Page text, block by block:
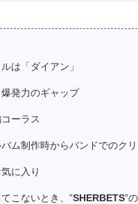
は「ダイアン」
発力のギャップ
ーラス
ム制作時からバンドでのク
に入り
こないとき、”SHERBETS”